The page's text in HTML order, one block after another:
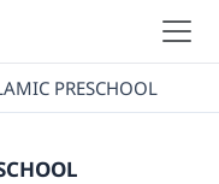
PRESCHOOL